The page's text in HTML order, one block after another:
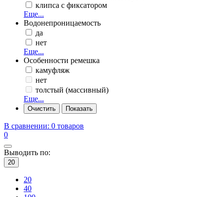
клипса с фиксатором
Еще...
Водонепроницаемость
да
нет
Еще...
Особенности ремешка
камуфляж
нет
толстый (массивный)
Еще...
В сравнении: 0 товаров
0
Выводить по:
20
20
40